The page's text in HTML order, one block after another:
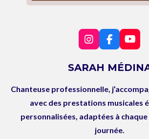
I
n
t
g
r
a
m
F
a
e
o
k
Y
o
T
b
SARAH
Chanteuse professionnelle,
avec des prestations musicales
personnalisées, adaptées à
journée.